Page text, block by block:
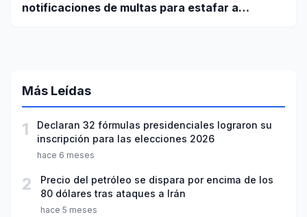
notificaciones de multas para estafar a
Más Leídas
1
Declaran 32 fórmulas presidenciales lograron su
inscripción para las elecciones 2026
hace 6 meses
2
Precio del petróleo se dispara por encima de los
80 dólares tras ataques a Irán
hace 5 meses